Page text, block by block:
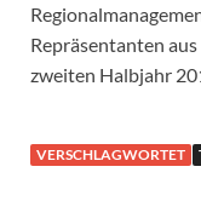
Repräsentanten
zweiten Halbjahr
VERSCHLAGWORTET